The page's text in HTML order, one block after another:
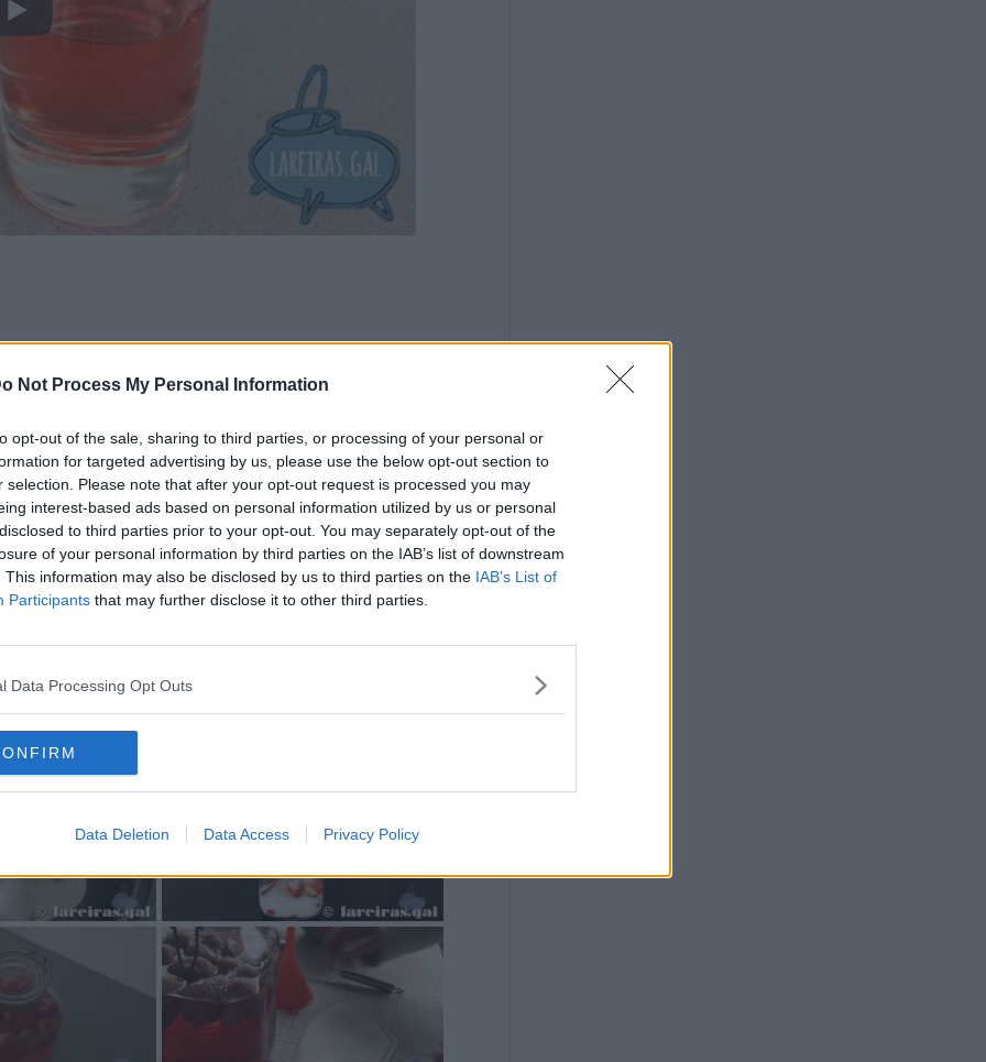
Not Process My Personal Information
opt-out of the sale, sharing to third parties, or processing of your personal or
for targeted advertising by us, please use the below opt-out section to
selection. Please note that after your opt-out request is processed you may
interest-based ads based on personal information utilized by us or personal
to third parties prior to your opt-out. You may separately opt-out of the
of your personal information by third parties on the IAB’s list of downstream
This information may also be disclosed by us to third parties on the IAB’s List of
Participants that may further disclose it to other third parties.
Data Processing Opt Outs
Data Deletion Data Access Privacy Policy
un poco de nuez moscada rallada y el orujo en un
otro.
consumirlo.
filtro de una cafetera)